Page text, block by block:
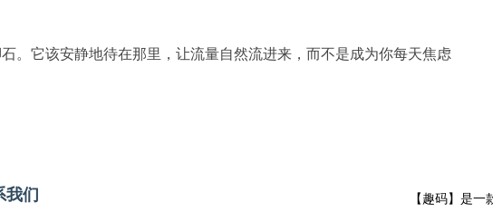
。它该安静地待在那里，让流量自然流进来，而不是成为你每天焦虑
我们 【趣码】是